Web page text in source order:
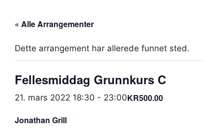
« Alle Arrangementer
Dette arrangement har allerede funnet sted.
Fellesmiddag Grunnkurs C
21. mars 2022 18:30 - 23:00KR500.00
Jonathan Grill